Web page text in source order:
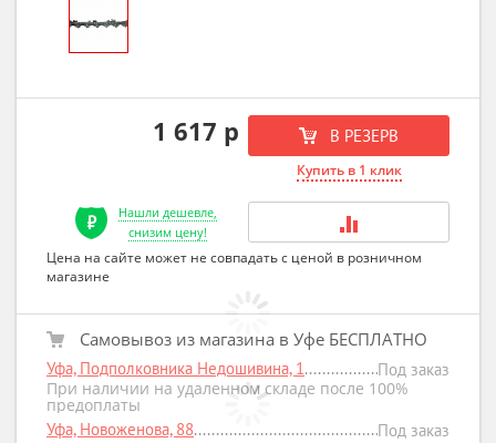
1 617 р В РЕЗЕРВ
Купить в 1 клик
Нашли дешевле,
снизим цену!
Цена на сайте может не совпадать с ценой в розничном
магазине
Самовывоз из магазина в Уфе БЕСПЛАТНО
Уфа, Подполковника Недошивина, 1
Под заказ
При наличии на удаленном складе после 100%
предоплаты
Уфа, Новоженова, 88
Под заказ